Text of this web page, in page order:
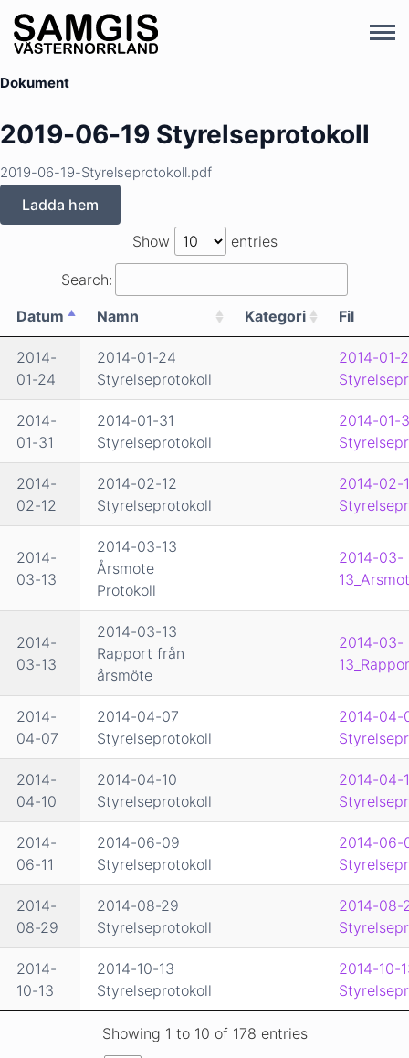
Dokument
2019-06-19 Styrelseprotokoll
2019-06-19-Styrelseprotokoll.pdf
Ladda hem
Show
entries
Search:
Datum
Namn Kategori Fil
2014-
01-24
2014-01-24
Styrelseprotokoll
2014-01-
2014-
01-31
2014-01-31
Styrelseprotokoll
2014-01-
2014-
02-12
2014-02-12
Styrelseprotokoll
2014-02-
2014-
03-13
2014-03-13
Årsmote
Protokoll
2014-03-
2014-
03-13
2014-03-13
Rapport från
årsmöte
2014-03-
2014-
04-07
2014-04-07
Styrelseprotokoll
2014-04-
2014-
04-10
2014-04-10
Styrelseprotokoll
2014-04-
2014-
06-11
2014-06-09
Styrelseprotokoll
2014-06-
2014-
08-29
2014-08-29
Styrelseprotokoll
2014-08-
2014-
10-13
2014-10-13
Styrelseprotokoll
2014-10-
Showing 1 to 10 of 178 entries